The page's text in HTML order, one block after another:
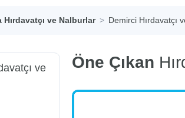
Hırdavatçı ve Nalburlar Demirci Hırdavatçı
ve
Öne Çıkan